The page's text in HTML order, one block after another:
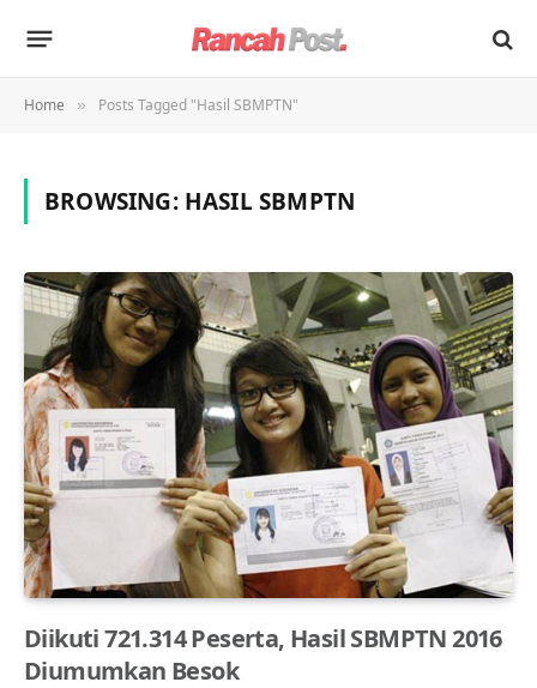
Home » Posts Tagged "Hasil SBMPTN"
BROWSING: HASIL SBMPTN
Diikuti 721.314 Peserta, Hasil SBMPTN 2016
Diumumkan Besok